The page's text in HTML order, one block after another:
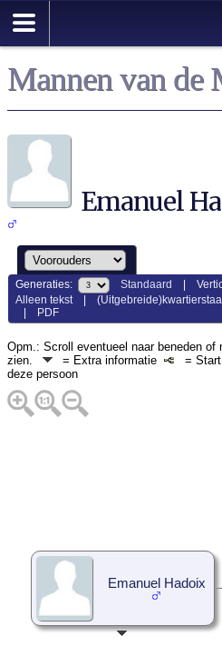
Mannen van de
Emanuel
Generaties: Standaard |
Alleen tekst|
PDF
Opm.: Scroll eventueel naar beneden
zien.
= Extra informatie
= Start
deze persoon
Emanuel Hadoix